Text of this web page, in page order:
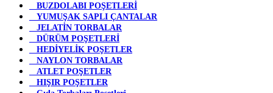
BUZDOLABI POŞETLERİ
YUMUŞAK SAPLI ÇANTALAR
JELATİN TORBALAR
DÜRÜM POŞETLERİ
HEDİYELİK POŞETLER
NAYLON TORBALAR
ATLET POŞETLER
HIŞIR POŞETLER